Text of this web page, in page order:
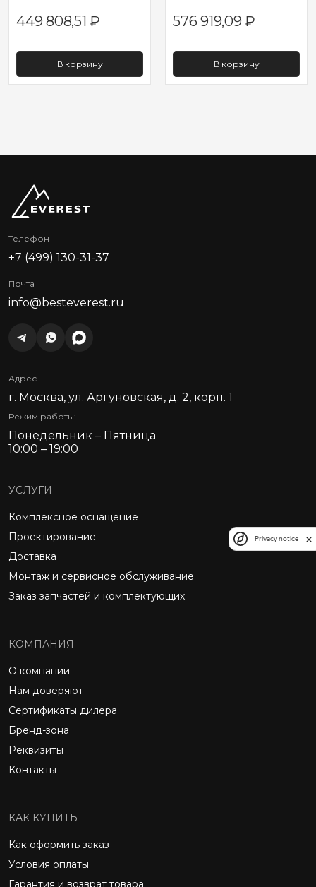
449 808,51₽
В корзину
576 919,09₽
В корзину
Телефон
+7 (499) 130-31-37
Почта
info@besteverest.ru
Адрес
г. Москва, ул. Аргуновская, д. 2, корп. 1
Режим работы:
Понедельник – Пятница
10:00 – 19:00
УСЛУГИ
Комплексное оснащение
Проектирование
Доставка
Монтаж и сервисное обслуживание
Заказ запчастей и комплектующих
КОМПАНИЯ
О компании
Нам доверяют
Сертификаты дилера
Бренд-зона
Реквизиты
Контакты
КАК КУПИТЬ
Как оформить заказ
Условия оплаты
Гарантия и возврат товара
Privacy notice